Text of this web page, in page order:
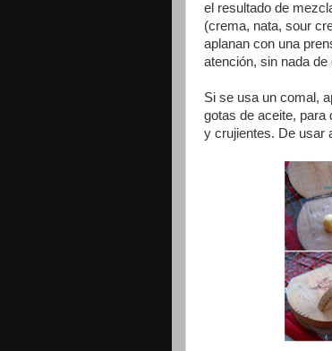
el resultado de
(crema, nata, sour
aplanan con una
atención, sin nada de
Si se usa un comal,
gotas de aceite, para
y crujientes. De usar